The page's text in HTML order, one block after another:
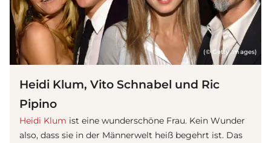
(© Getty Images)
Heidi Klum, Vito Schnabel und Ric
Pipino
Heidi Klum ist eine wunderschöne Frau. Kein Wunder
also, dass sie in der Männerwelt heiß begehrt ist. Das